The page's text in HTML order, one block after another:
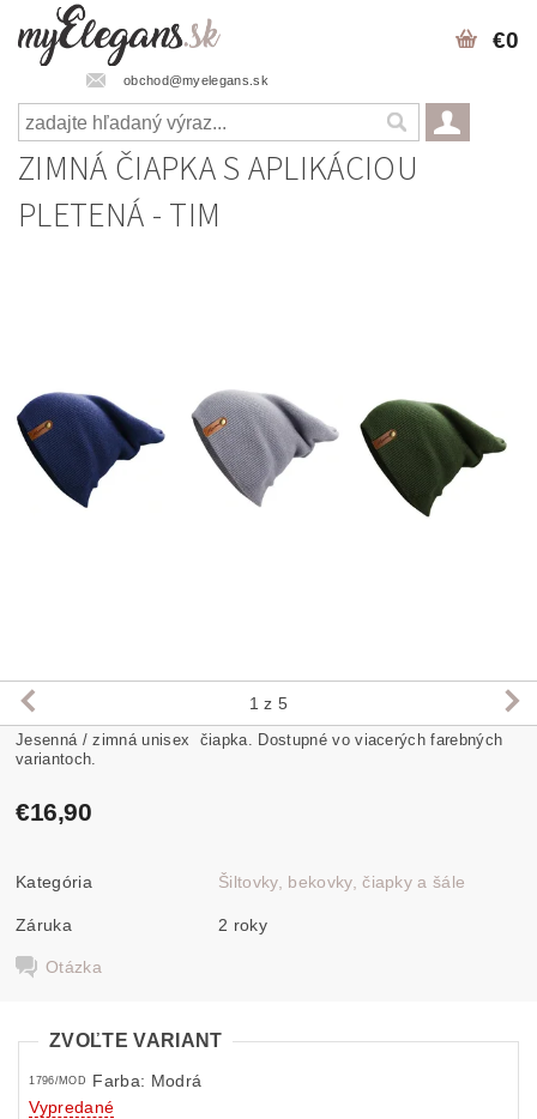
obchod@myelegans.sk
€0
ZIMNÁ ČIAPKA S APLIKÁCIOU
PLETENÁ - TIM
1 z 5
Jesenná / zimná unisex čiapka. Dostupné vo viacerých farebných
variantoch.
€16,90
Kategória Šiltovky, bekovky, čiapky a šále
Záruka 2 roky
Otázka
ZVOĽTE VARIANT
1796/MOD
Farba: Modrá
Vypredané